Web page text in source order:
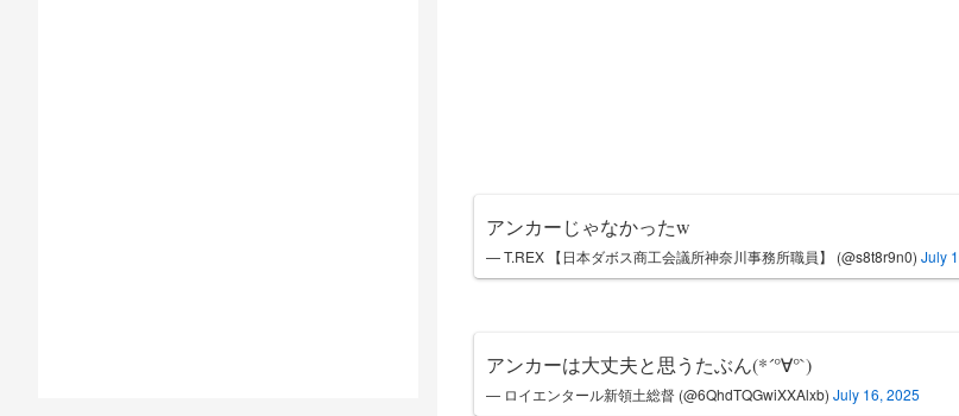
アンカーじゃなかったw
— T.REX 【日本ダボス商工会議所神奈川事務所職員】 (@s8t8r9n0) July
アンカーは大丈夫と思うたぶん(*´°∀°`)
— ロイエンタール新領土総督 (@6QhdTQGwiXXAlxb) July 16, 2025